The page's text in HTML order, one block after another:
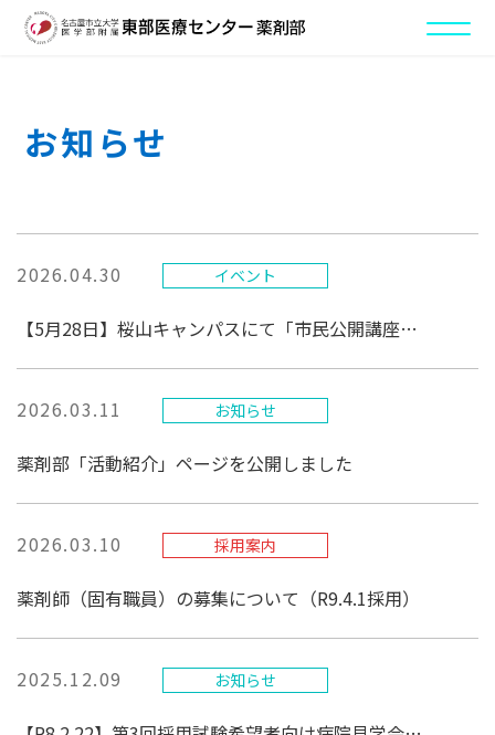
お知らせ
2026.04.30 イベント
【5月28日】桜山キャンパスにて「市民公開講座」を開催します
2026.03.11 お知らせ
薬剤部「活動紹介」ページを公開しました
2026.03.10 採用案内
薬剤師（固有職員）の募集について（R9.4.1採用）
2025.12.09 お知らせ